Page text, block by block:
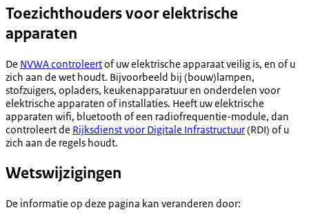
Toezichthouders voor elektrische
apparaten
De NVWA controleertof uw elektrische apparaat veilig is, en of u
zich aan de wet houdt. Bijvoorbeeld bij (bouw)lampen,
stofzuigers, opladers, keukenapparatuur en onderdelen voor
elektrische apparaten of installaties. Heeft uw elektrische
apparaten wifi, bluetooth of een radiofrequentie-module, dan
controleert de Rijksdienst voor Digitale Infrastructuur(RDI) of u
zich aan de regels houdt.
Wetswijzigingen
De informatie op deze pagina kan veranderen door: